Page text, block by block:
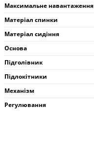
Максимальне навантаження
Матеріал спинки
Матеріал сидіння
Основа
Підголівник
Підлокітники
Механізм
Регулювання